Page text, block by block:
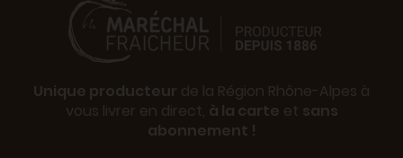
Unique producteur de la Région Rhône-Alpes à
vous livrer en direct, à la carte et sans
abonnement !